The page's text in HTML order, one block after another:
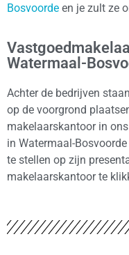
Bosvoorde en je zult ze
Watermaal-
Achter de bedrijven
op de voorgrond
makelaarskantoor in
in Watermaal-
te stellen op zijn
makelaarskantoor te